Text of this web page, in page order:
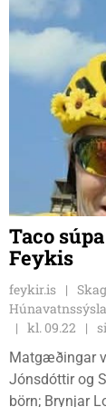
Taco
Feykis
feykir.is
kl. 09.22
Matgæðingar
Jónsdóttir og
börn; Brynjar